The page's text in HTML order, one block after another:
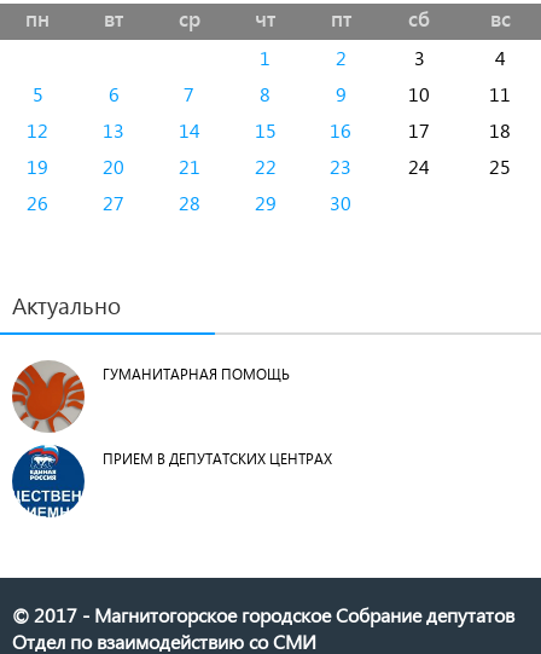
пн вт ср чт пт сб вс
1 2 3
4
5
6 7 8 9 10
11
12
13 14 15 16 17
18
19
20 21 22 23 24
25
26
27 28 29 30
Актуально
ГУМАНИТАРНАЯ ПОМОЩЬ
ПРИЕМ В ДЕПУТАТСКИХ ЦЕНТРАХ
© 2017 - Магнитогорское городское Собрание депутатов
Отдел по взаимодействию со СМИ